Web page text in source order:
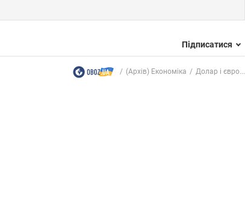
Підписатися
(Архів) Економіка Долар і євро...